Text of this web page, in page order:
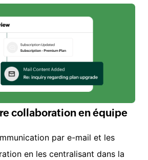
collaboration en équipe
par e-mail et les
en les centralisant dans la